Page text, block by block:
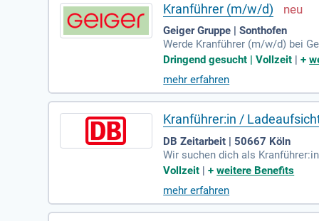
Kranführer (m/w/d)
Geiger Gruppe | Sonthofen
Werde Kranführer (m/w/d) bei
zierung. Deine Aufgaben
Work-Life-Balance. Starte ab
Dringend gesucht | Vollzeit |+
mehr erfahren
Kranführer:in /
DB Zeitarbeit | 50667 Köln
Wir suchen dich als
er Zeitarbeitsposition erledigst
er beachtest du alle relevanten
tze unser Team und bewirb
Vollzeit |+weitere Benefits
mehr erfahren